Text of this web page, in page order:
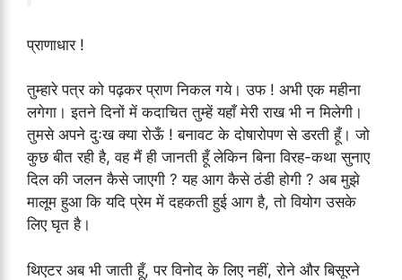
प्राणाधार !
तुम्हारे पत्र को पढ़कर प्राण निकल गये। उफ ! अभी एक महीना
लगेगा। इतने दिनों में कदाचित तुम्हें यहाँ मेरी राख भी न मिलेगी।
तुमसे अपने दुःख क्या रोऊँ ! बनावट के दोषारोपण से डरती हूँ। जो
कुछ बीत रही है, वह मैं ही जानती हूँ लेकिन बिना विरह-कथा सुनाए
दिल की जलन कैसे जाएगी ? यह आग कैसे ठंडी होगी ? अब मुझे
मालूम हुआ कि यदि प्रेम में दहकती हुई आग है, तो वियोग उसके
लिए घृत है।
थिएटर अब भी जाती हूँ, पर विनोद के लिए नहीं, रोने और बिसूरने